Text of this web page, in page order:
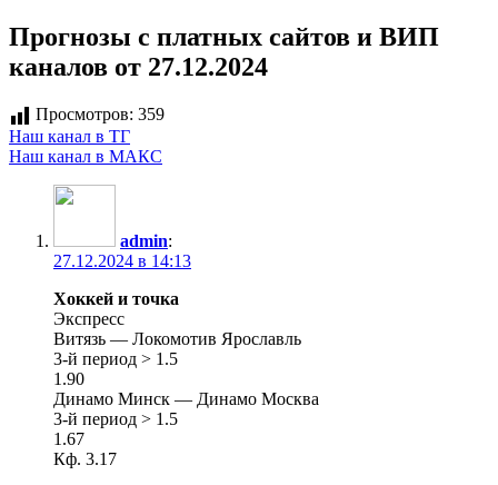
Прогнозы с платных сайтов и ВИП
каналов от 27.12.2024
Просмотров: 359
Наш канал в ТГ
Наш канал в МАКС
admin:
27.12.2024 в 14:13
Хоккей и точка
Экспресс
Витязь — Локомотив Ярославль
3-й период > 1.5
1.90
Динамо Минск — Динамо Москва
3-й период > 1.5
1.67
Кф. 3.17